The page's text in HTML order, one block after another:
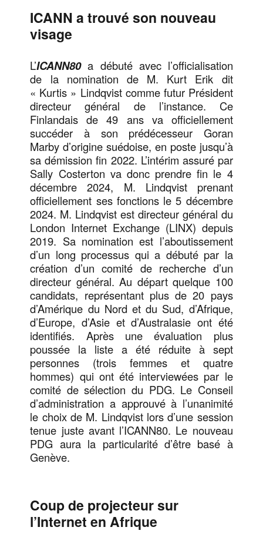
ICANN a trouvé son nouveau
visage
L’ICANN80a débuté avec l’officialisation
de la nomination de M. Kurt Erik dit
« Kurtis » Lindqvist comme futur Président
directeur général de l’instance. Ce
Finlandais de 49 ans va officiellement
succéder à son prédécesseur Goran
Marby d’origine suédoise, en poste jusqu’à
sa démission fin 2022. L’intérim assuré par
Sally Costerton va donc prendre fin le 4
décembre 2024, M. Lindqvist prenant
officiellement ses fonctions le 5 décembre
2024. M. Lindqvist est directeur général du
London Internet Exchange (LINX) depuis
2019. Sa nomination est l’aboutissement
d’un long processus qui a débuté par la
création d’un comité de recherche d’un
directeur général. Au départ quelque 100
candidats, représentant plus de 20 pays
d’Amérique du Nord et du Sud, d’Afrique,
d’Europe, d’Asie et d’Australasie ont été
identifiés. Après une évaluation plus
poussée la liste a été réduite à sept
personnes (trois femmes et quatre
hommes) qui ont été interviewées par le
comité de sélection du PDG. Le Conseil
d’administration a approuvé à l’unanimité
le choix de M. Lindqvist lors d’une session
tenue juste avant l’ICANN80. Le nouveau
PDG aura la particularité d’être basé à
Genève.
Coup de projecteur sur
l’Internet en Afrique